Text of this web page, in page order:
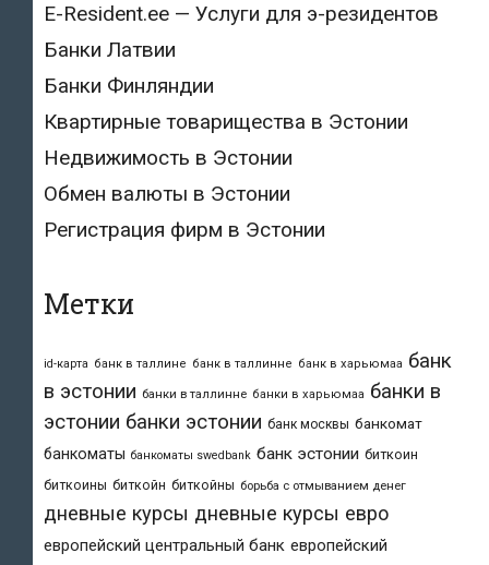
E-Resident.ee — Услуги для э-резидентов
Банки Латвии
Банки Финляндии
Квартирные товарищества в Эстонии
Недвижимость в Эстонии
Обмен валюты в Эстонии
Регистрация фирм в Эстонии
Метки
id-карта банк в таллине банк в таллинне банк в харьюмаа банк
в эстонии банки в таллинне банки в харьюмаа банки в
эстонии банки эстонии банк москвы банкомат
банкоматы банкоматы swedbank банк эстонии биткоин
биткоины биткойн биткойны борьба с отмыванием денег
дневные курсы дневные курсы евро
европейский центральный банк европейский